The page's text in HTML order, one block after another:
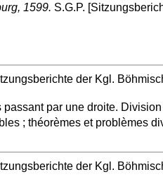
1599. S.G.P.
der Kgl.
par une droite.
; théorèmes et problèmes
der Kgl.